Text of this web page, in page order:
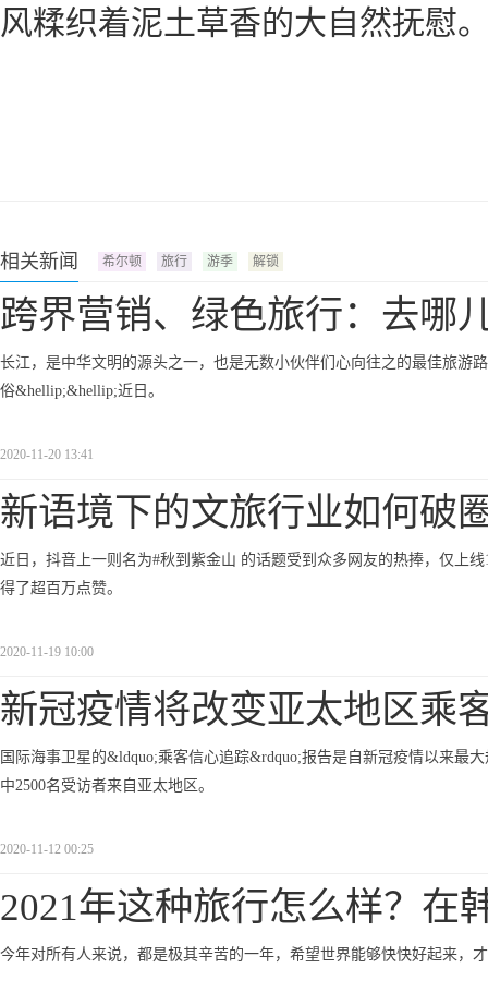
风糅织着泥土草香的大自然抚慰
相关新闻 希尔顿 旅行 游季 解锁
跨界营销、绿色旅行：去哪
长江，是中华文明的源头之一，也是无数小伙伴们心向往之的最佳旅游
俗&hellip;&hellip;近日。
2020-11-20 13:41
新语境下的文旅行业如何破
近日，抖音上一则名为#秋到紫金山 的话题受到众多网友的热捧，仅上
得了超百万点赞。
2020-11-19 10:00
新冠疫情将改变亚太地区乘
国际海事卫星的&ldquo;乘客信心追踪&rdquo;报告是自新冠疫情以来最
中2500名受访者来自亚太地区。
2020-11-12 00:25
2021年这种旅行怎么样？在
今年对所有人来说，都是极其辛苦的一年，希望世界能够快快好起来，